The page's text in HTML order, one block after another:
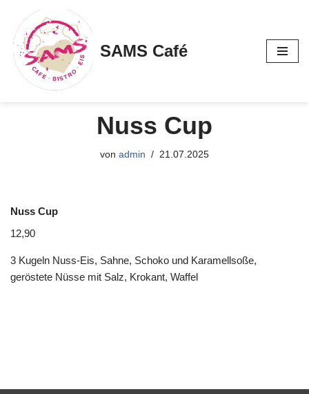
Zum
Inhalt
springen
SAMS Café
Nuss Cup
von admin 21.07.2025
Nuss Cup
12,90
3 Kugeln Nuss-Eis, Sahne, Schoko und Karamellsoße,
geröstete Nüsse mit Salz, Krokant, Waffel